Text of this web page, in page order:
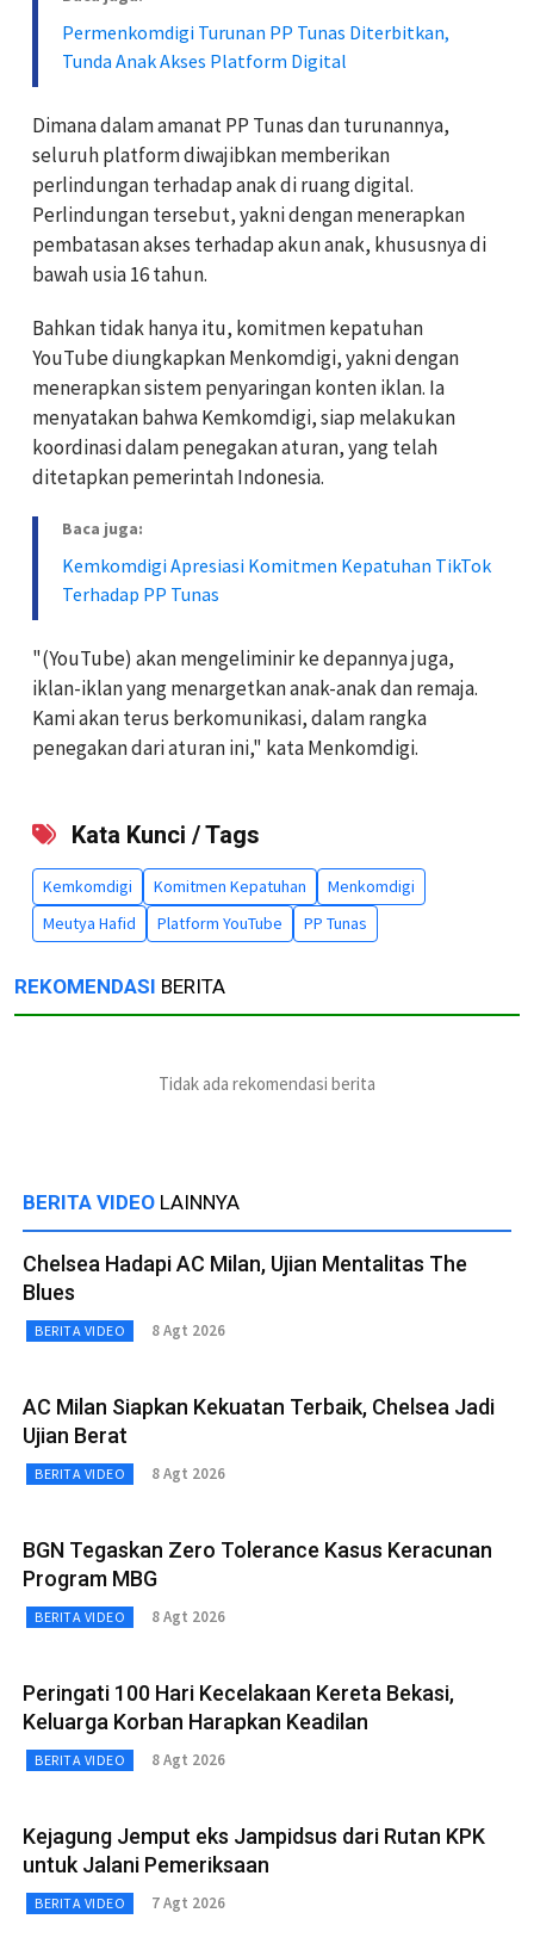
Permenkomdigi Turunan PP Tunas Diterbitkan,
Tunda Anak Akses Platform Digital
Dimana dalam amanat PP Tunas dan turunannya,
seluruh platform diwajibkan memberikan
perlindungan terhadap anak di ruang digital.
Perlindungan tersebut, yakni dengan menerapkan
pembatasan akses terhadap akun anak, khususnya di
bawah usia 16 tahun.
Bahkan tidak hanya itu, komitmen kepatuhan
YouTube diungkapkan Menkomdigi, yakni dengan
menerapkan sistem penyaringan konten iklan. Ia
menyatakan bahwa Kemkomdigi, siap melakukan
koordinasi dalam penegakan aturan, yang telah
ditetapkan pemerintah Indonesia.
Baca juga:
Kemkomdigi Apresiasi Komitmen Kepatuhan TikTok
Terhadap PP Tunas
"(YouTube) akan mengeliminir ke depannya juga,
iklan-iklan yang menargetkan anak-anak dan remaja.
Kami akan terus berkomunikasi, dalam rangka
penegakan dari aturan ini," kata Menkomdigi.
Kata Kunci / Tags
Kemkomdigi Komitmen Kepatuhan
Menkomdigi
Meutya Hafid
Platform YouTube PP Tunas
REKOMENDASI BERITA
Tidak ada rekomendasi berita
BERITA VIDEO LAINNYA
Chelsea Hadapi AC Milan, Ujian Mentalitas The
Blues
BERITA VIDEO 8 Agt 2026
AC Milan Siapkan Kekuatan Terbaik, Chelsea Jadi
Ujian Berat
BERITA VIDEO 8 Agt 2026
BGN Tegaskan Zero Tolerance Kasus Keracunan
Program MBG
BERITA VIDEO 8 Agt 2026
Peringati 100 Hari Kecelakaan Kereta Bekasi,
Keluarga Korban Harapkan Keadilan
BERITA VIDEO 8 Agt 2026
Kejagung Jemput eks Jampidsus dari Rutan KPK
untuk Jalani Pemeriksaan
BERITA VIDEO 7 Agt 2026